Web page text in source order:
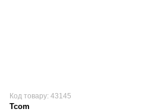
Код товару: 43145
Tcom